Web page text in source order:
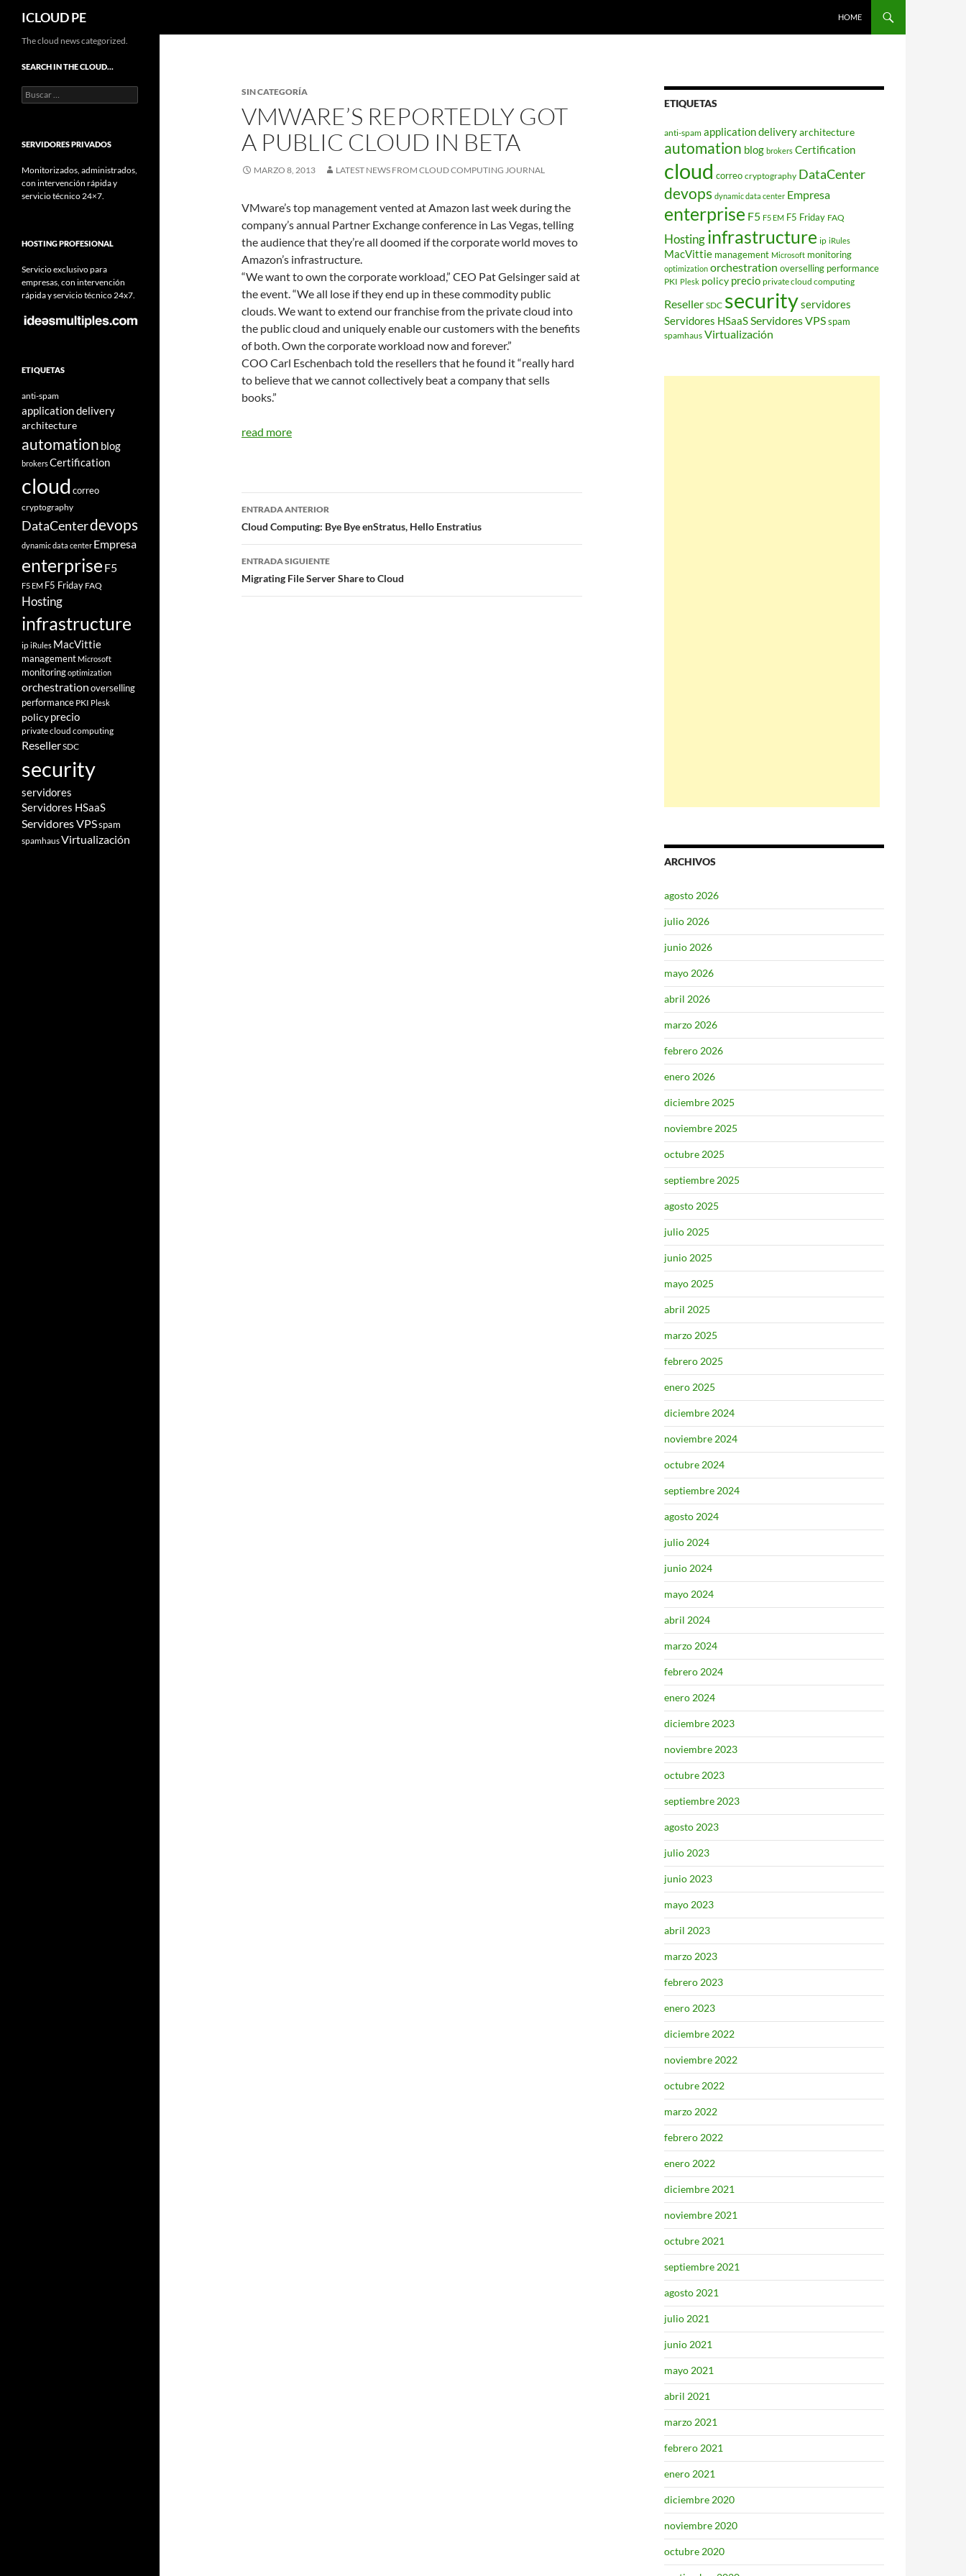
Saltar
contenido
ICLOUD PE HOME
SIN CATEGORÍA
VMWARE’S REPORTEDLY GOT
A PUBLIC CLOUD IN BETA
MARZO 8, 2013 LATEST NEWS FROM CLOUD COMPUTING JOURNAL
VMware’s top management vented at Amazon last week during the
company’s annual Partner Exchange conference in Las Vegas, telling
the audience that they’re all doomed if the corporate world moves to
Amazon’s infrastructure.
“We want to own the corporate workload,” CEO Pat Gelsinger said at
the event. “We all lose if they end up in these commodity public
clouds. We want to extend our franchise from the private cloud into
the public cloud and uniquely enable our customers with the benefits
of both. Own the corporate workload now and forever.”
COO Carl Eschenbach told the resellers that he found it “really hard
to believe that we cannot collectively beat a company that sells
books.”
read more
Navegador
de
entradas
ENTRADA ANTERIOR
Cloud Computing: Bye Bye enStratus, Hello Enstratius
ENTRADA SIGUIENTE
Migrating File Server Share to Cloud
ETIQUETAS
anti-spam application deliveryarchitecture
automation blog brokers Certification
cloud correo cryptography DataCenter
devops dynamic data center Empresa
enterprise F5 F5 EM F5 Friday FAQ
Hostinginfrastructure ip iRules
MacVittie management Microsoft monitoring
optimization orchestration overselling performance
PKI Plesk policy precio private cloud computing
Reseller SDC securityservidores
Servidores HSaaSServidores VPSspam
spamhaus Virtualización
ARCHIVOS
agosto 2026
julio 2026
junio 2026
mayo 2026
abril 2026
marzo 2026
febrero 2026
enero 2026
diciembre 2025
noviembre 2025
octubre 2025
septiembre 2025
agosto 2025
julio 2025
junio 2025
mayo 2025
abril 2025
marzo 2025
febrero 2025
enero 2025
diciembre 2024
noviembre 2024
octubre 2024
septiembre 2024
agosto 2024
julio 2024
junio 2024
mayo 2024
abril 2024
marzo 2024
febrero 2024
enero 2024
diciembre 2023
noviembre 2023
octubre 2023
septiembre 2023
agosto 2023
julio 2023
junio 2023
mayo 2023
abril 2023
marzo 2023
febrero 2023
enero 2023
diciembre 2022
noviembre 2022
octubre 2022
marzo 2022
febrero 2022
enero 2022
diciembre 2021
noviembre 2021
octubre 2021
septiembre 2021
agosto 2021
julio 2021
junio 2021
mayo 2021
abril 2021
marzo 2021
febrero 2021
enero 2021
diciembre 2020
noviembre 2020
octubre 2020
The cloud news categorized.
SEARCH IN THE CLOUD…
Buscar:
SERVIDORES PRIVADOS
Monitorizados, administrados,
con intervención rápida y
servicio técnico 24×7.
HOSTING PROFESIONAL
Servicio exclusivo para
empresas, con intervención
rápida y servicio técnico 24x7.
ETIQUETAS
anti-spam
application delivery
architecture
automation blog
brokersCertification
cloud correo
cryptography
DataCenterdevops
dynamic data center Empresa
enterprise F5
F5 EM F5 Friday FAQ
Hosting
infrastructure
ipiRules MacVittie
management Microsoft
monitoringoptimization
orchestrationoverselling
performance PKI Plesk
policyprecio
private cloud computing
ResellerSDC
security
servidores
Servidores HSaaS
Servidores VPSspam
spamhausVirtualización